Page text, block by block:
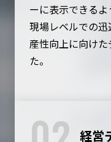
ーに表示できるよ
現場レベルでの
産性向上に向け
た。
経営